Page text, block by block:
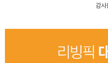
감사